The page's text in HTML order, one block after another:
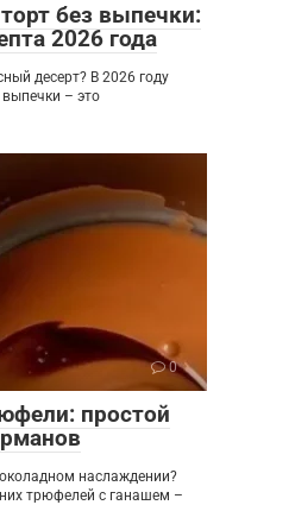
без выпечки:
2026 года
десерт? В 2026 году
– это
0
простой
наслаждении?
трюфелей с ганашем –